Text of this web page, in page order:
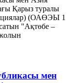
Қарыз туралы
(ОАӨЭЫ 1
"Ақтөбе –
мен